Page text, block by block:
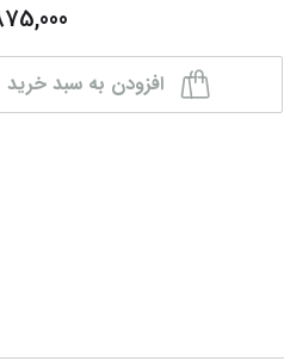
افزودن به سبد خرید